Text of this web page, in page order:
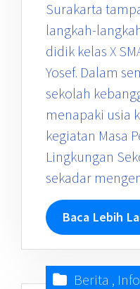
Surakarta
langkah-
didik kelas X
Yosef. Dalam
sekolah
menapaki usia
kegiatan Masa
Lingkungan
sekadar
Baca Lebih
Berita ,